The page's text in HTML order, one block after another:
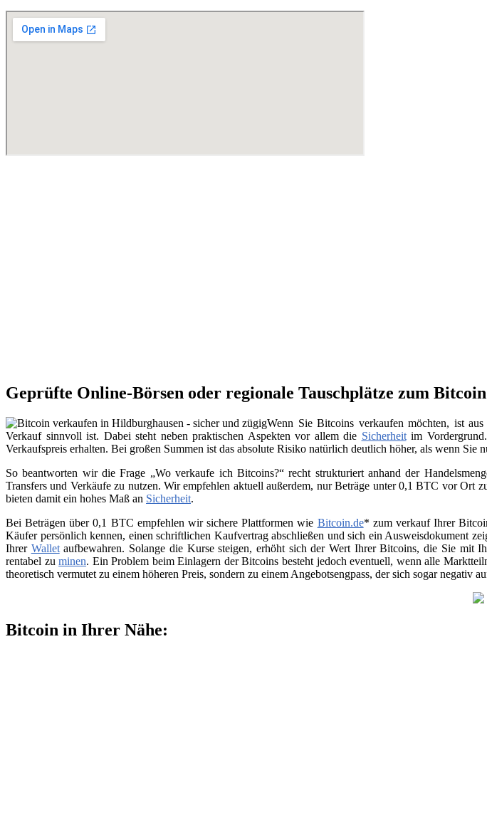
Geprüfte Online-Börsen oder regionale Tauschplätze zum
Wenn Sie Bitcoins verkaufen möchten, ist
Verkauf sinnvoll ist. Dabei steht neben praktischen Aspekten vor allem die Sicherheitim Vordergrund.
Verkaufspreis erhalten. Bei großen Summen ist das absolute Risiko natürlich deutlich höher, als wenn
So beantworten wir die Frage „Wo verkaufe ich Bitcoins?“ recht strukturiert anhand der
Transfers und Verkäufe zu nutzen. Wir empfehlen aktuell außerdem, nur Beträge unter 0,1 BTC vor Ort
bieten damit ein hohes Maß an Sicherheit.
Bei Beträgen über 0,1 BTC empfehlen wir sichere Plattformen wie Bitcoin.de* zum verkauf Ihrer
Käufer persönlich kennen, einen schriftlichen Kaufvertrag abschließen und sich ein Ausweisdokument
Ihrer Walletaufbewahren. Solange die Kurse steigen, erhöht sich der Wert Ihrer Bitcoins, die Sie mit
rentabel zuminen. Ein Problem beim Einlagern der Bitcoins besteht jedoch eventuell, wenn alle
theoretisch vermutet zu einem höheren Preis, sondern zu einem Angebotsengpass, der sich sogar
Bitcoin in Ihrer Nähe: